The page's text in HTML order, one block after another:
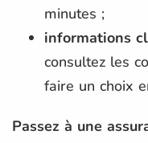
minutes ;
informations
consultez les
faire un choix
Passez à une